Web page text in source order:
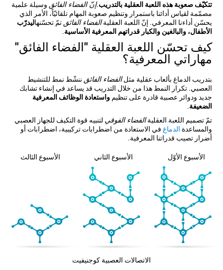
تتكيّف صعوبة هذه اللعبة العقلية بالتدريب.إنّ الفضاء الفائق وسيلة علمية
مصمّمة لقياس أدائنا باستمرار وتنظيم صعوبة المهام تلقائيّاً، الأمر الذي
يحسّن أداءنا المعرفي. إنّ اللعبة العقليةالفضاء الفائقتمّ تحسّنهاليدرّب
الأطفال، والبالغين والكبار قدراتهم المعرفية الأساسية.
كيف تحسّن اللعبة العقلية "الفضاء الفائق"
مهاراتي المعرفية؟
بتدريب الدماغ بألعاب عقلية مثلالفضاء الفائق ننشّط نمط للتنشيط
العصبي. تكرار النمط هذا من خلال التدريب قد يساعد في إنشاء تشابك
جديد ودوائر عصبية قادرة على تنظيمواستعادة الوظائف المعرفية
الضعيفة.
تمّ تصميم اللعبة العقليةالفضاء الفوقي لتنبيه قوة التكيف للجهاز العصبي
والمساعدة الدماغ في الاستعادة من اضطرابات تركيبية، اضطرابات أو
أضرار تصيب قدراتنا المعرفية.
الأسبوع الأوّل الأسبوع الثاني الأسبوع الثالث
الاتصالات العصبية كوجنيفيت